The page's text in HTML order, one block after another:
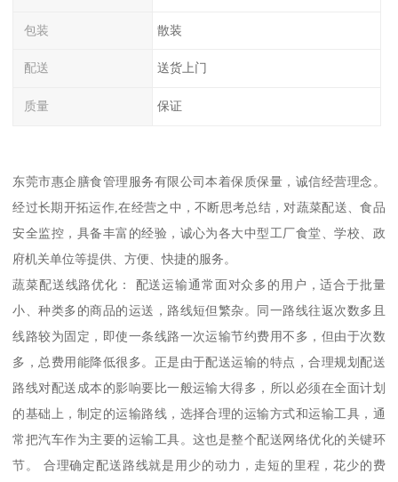
包装 散装
配送 送货上门
质量 保证
东莞市惠企膳食管理服务有限公司本着保质保量，诚信经营理念。
经过长期开拓运作,在经营之中，不断思考总结，对蔬菜配送、食品
安全监控，具备丰富的经验，诚心为各大中型工厂食堂、学校、政
府机关单位等提供、方便、快捷的服务。
蔬菜配送线路优化： 配送运输通常面对众多的用户，适合于批量
小、种类多的商品的运送，路线短但繁杂。同一路线往返次数多且
线路较为固定，即使一条线路一次运输节约费用不多，但由于次数
多，总费用能降低很多。正是由于配送运输的特点，合理规划配送
路线对配送成本的影响要比一般运输大得多，所以必须在全面计划
的基础上，制定的运输路线，选择合理的运输方式和运输工具，通
常把汽车作为主要的运输工具。这也是整个配送网络优化的关键环
节。 合理确定配送路线就是用少的动力，走短的里程，花少的费